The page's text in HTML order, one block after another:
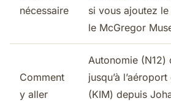
nécessaire
si vous ajoutez
le McGregor
Comment
y aller
Autonomie (N12)
jusqu’à
(KIM) depuis